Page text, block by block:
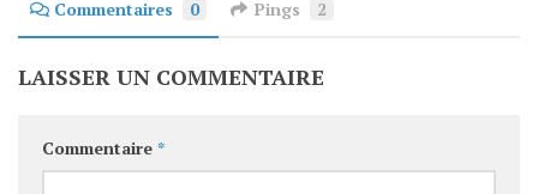
Commentaires 0 Pings 2
LAISSER UN COMMENTAIRE
Commentaire *